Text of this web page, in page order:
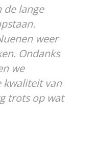
de lange
weer
Ondanks
we
kwaliteit van
trots op wat